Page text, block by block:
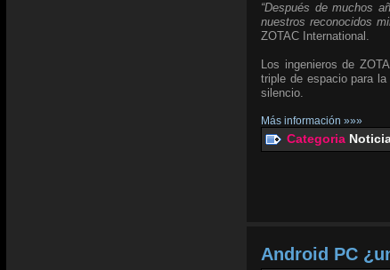
“Después de muchos
nuestros reconocidos
ZOTAC International.
Los ingenieros de
triple de espacio para
silencio.
Más información »»»
Categoria
Android PC